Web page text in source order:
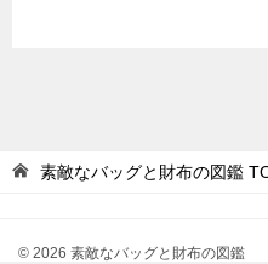
素敵なバッグと財布の図鑑
© 2026 素敵なバッグと財布の図鑑